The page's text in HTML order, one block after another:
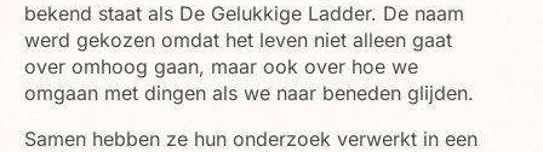
bekend staat als De Gelukkige Ladder. De naam
werd gekozen omdat het leven niet alleen gaat
over omhoog gaan, maar ook over hoe we
omgaan met dingen als we naar beneden glijden.
Samen hebben ze hun onderzoek verwerkt in een